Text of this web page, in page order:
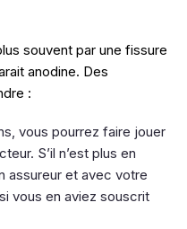
souvent par une fissure
anodine. Des
:
vous pourrez faire jouer
S’il n’est plus en
assureur et avec votre
vous en aviez souscrit